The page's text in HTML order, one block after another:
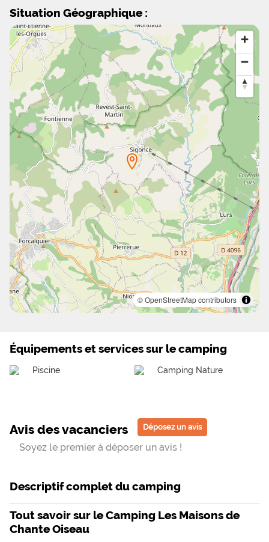
Situation Géographique :
© OpenStreetMap contributors
Équipements et services sur le camping
Piscine Camping Nature
Avis des vacanciers Déposez un avis
Soyez le premier à déposer un avis !
Descriptif complet du camping
Tout savoir sur le Camping Les Maisons de
Chante Oiseau